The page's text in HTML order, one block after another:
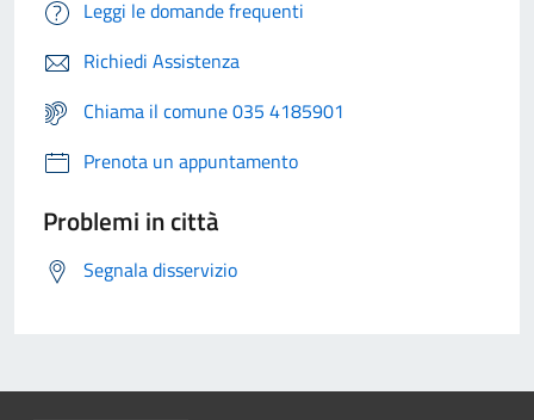
Leggi le domande frequenti
Richiedi Assistenza
Chiama il comune 035 4185901
Prenota un appuntamento
Problemi in città
Segnala disservizio